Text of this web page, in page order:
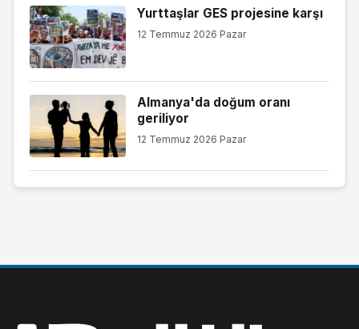
Yurttaşlar GES projesine karşı
12 Temmuz 2026 Pazar
Almanya'da doğum oranı
geriliyor
12 Temmuz 2026 Pazar